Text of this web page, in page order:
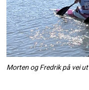
Morten og Fredrik på vei ut